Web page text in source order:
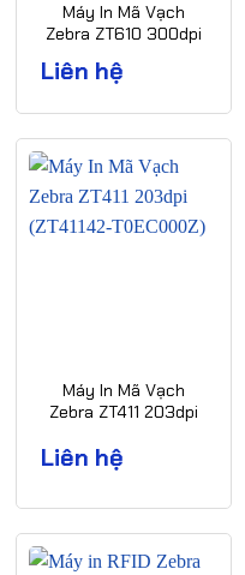
Máy In Mã Vạch
Zebra ZT610 300dpi
Liên hệ
Máy In Mã Vạch
Zebra ZT411 203dpi
Liên hệ